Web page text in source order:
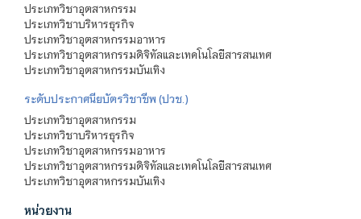
ประเภทวิชาอุตสาหกรรม
ประเภทวิชาบริหารธุรกิจ
ประเภทวิชาอุตสาหกรรมอาหาร
ประเภทวิชาอุตสาหกรรมดิจิทัลและเทคโนโลยีสารสนเทศ
ประเภทวิชาอุตสาหกรรมบันเทิง
ระดับประกาศนียบัตรวิชาชีพ (ปวช.)
ประเภทวิชาอุตสาหกรรม
ประเภทวิชาบริหารธุรกิจ
ประเภทวิชาอุตสาหกรรมอาหาร
ประเภทวิชาอุตสาหกรรมดิจิทัลและเทคโนโลยีสารสนเทศ
ประเภทวิชาอุตสาหกรรมบันเทิง
หน่วยงาน